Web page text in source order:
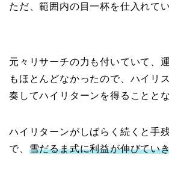
ただ、範囲内の目一杯を仕入れて
元々リサーチの力も付いていて、
もほとんどなかったので、ハイリ
奏してハイリターンを得ることと
ハイリターンがしばらく続くと手
で、 雪だるま式に利益が伸びてい